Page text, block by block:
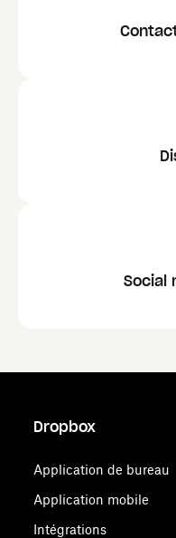
Social
Dropbox
Application de bureau
Application mobile
Intégrations